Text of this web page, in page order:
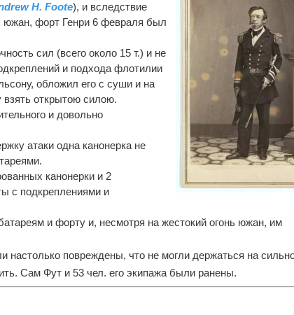
H. Foote), и вследствие
южан, форт Генри 6 февраля был
сил (всего около 15 т.) и не
и подхода флотилии
обложил его с суши и на
открытою силою.
и довольно
атаки одна канонерка не
канонерки и 2
с подкреплениями и
и форту и, несмотря на жестокий огонь южан, им
настолько повреждены, что не могли держаться на
Сам Фут и 53 чел. его экипажа были ранены.